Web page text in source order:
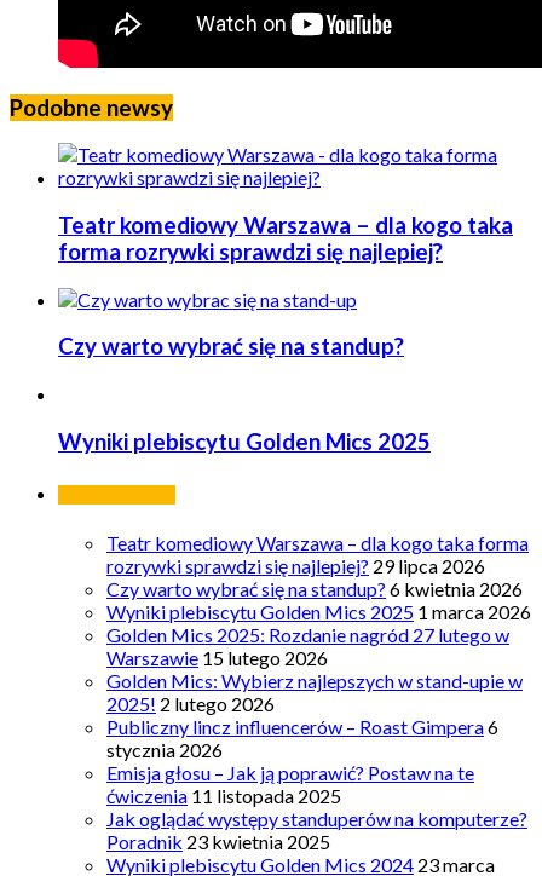
Podobne newsy
Teatr komediowy Warszawa – dla kogo taka
forma rozrywki sprawdzi się najlepiej?
Czy warto wybrać się na standup?
Wyniki plebiscytu Golden Mics 2025
Teatr komediowy Warszawa – dla kogo taka forma
rozrywki sprawdzi się najlepiej? 29 lipca 2026
Czy warto wybrać się na standup? 6 kwietnia 2026
Wyniki plebiscytu Golden Mics 2025 1 marca 2026
Golden Mics 2025: Rozdanie nagród 27 lutego w
Warszawie 15 lutego 2026
Golden Mics: Wybierz najlepszych w stand-upie w
2025! 2 lutego 2026
Publiczny lincz influencerów – Roast Gimpera6
stycznia 2026
Emisja głosu – Jak ją poprawić? Postaw na te
ćwiczenia 11 listopada 2025
Jak oglądać występy standuperów na komputerze?
Poradnik 23 kwietnia 2025
Wyniki plebiscytu Golden Mics 2024 23 marca